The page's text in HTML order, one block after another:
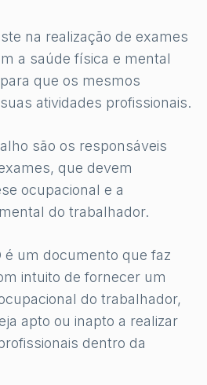
na realização de exames
a saúde física e mental
que os mesmos
atividades profissionais.
são os responsáveis
que devem
ocupacional e a
do trabalhador.
é um documento que faz
intuito de fornecer um
do trabalhador,
apto ou inapto a realizar
dentro da